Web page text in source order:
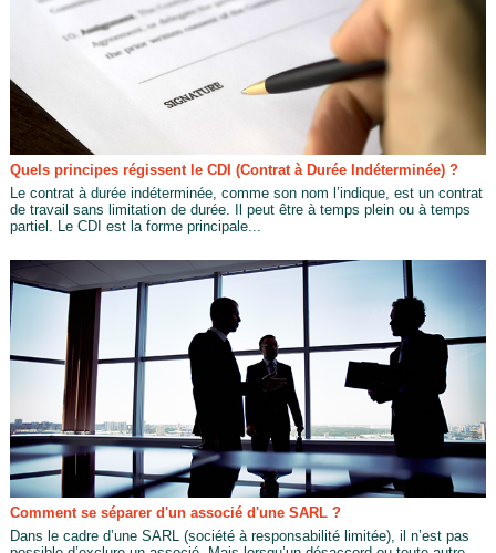
Quels principes régissent le CDI (Contrat à Durée Indéterminée) ?
Le contrat à durée indéterminée, comme son nom l’indique, est un contrat
de travail sans limitation de durée. Il peut être à temps plein ou à temps
partiel. Le CDI est la forme principale...
Comment se séparer d'un associé d'une SARL ?
Dans le cadre d’une SARL (société à responsabilité limitée), il n’est pas